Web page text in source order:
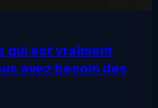
qui est vraiment
avez besoin des